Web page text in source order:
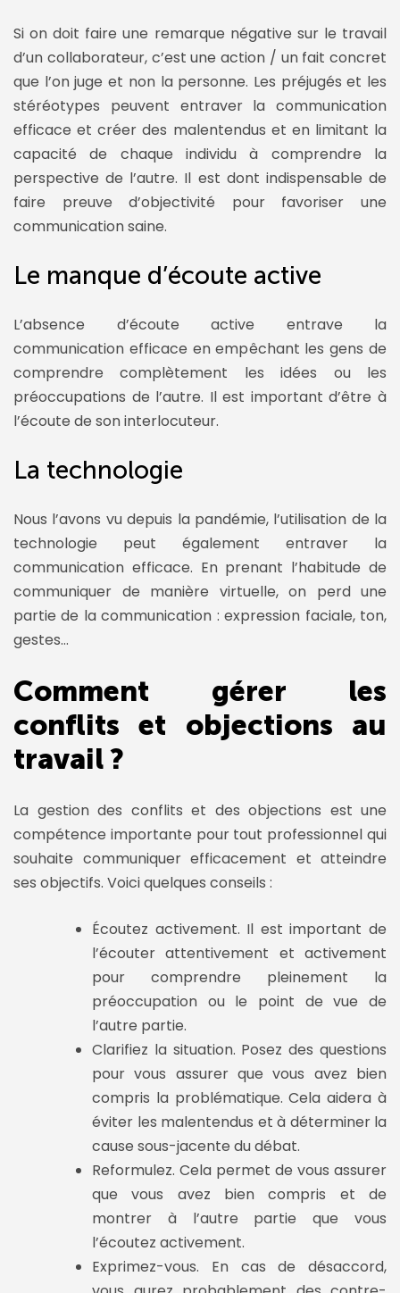
Si on doit faire une remarque négative sur le travail
d’un collaborateur, c’est une action / un fait concret
que l’on juge et non la personne. Les préjugés et les
stéréotypes peuvent entraver la communication
efficace et créer des malentendus et en limitant la
capacité de chaque individu à comprendre la
perspective de l’autre. Il est dont indispensable de
faire preuve d’objectivité pour favoriser une
communication saine.
Le manque d’écoute active
L’absence d’écoute active entrave la
communication efficace en empêchant les gens de
comprendre complètement les idées ou les
préoccupations de l’autre. Il est important d’être à
l’écoute de son interlocuteur.
La technologie
Nous l’avons vu depuis la pandémie, l’utilisation de la
technologie peut également entraver la
communication efficace. En prenant l’habitude de
communiquer de manière virtuelle, on perd une
partie de la communication : expression faciale, ton,
gestes…
Comment gérer les
conflits et objections au
travail ?
La gestion des conflits et des objections est une
compétence importante pour tout professionnel qui
souhaite communiquer efficacement et atteindre
ses objectifs. Voici quelques conseils :
Écoutez activement. Il est important de
l’écouter attentivement et activement
pour comprendre pleinement la
préoccupation ou le point de vue de
l’autre partie.
Clarifiez la situation. Posez des questions
pour vous assurer que vous avez bien
compris la problématique. Cela aidera à
éviter les malentendus et à déterminer la
cause sous-jacente du débat.
Reformulez. Cela permet de vous assurer
que vous avez bien compris et de
montrer à l’autre partie que vous
l’écoutez activement.
Exprimez-vous. En cas de désaccord,